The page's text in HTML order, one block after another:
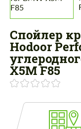
Спойлер
Hodoor
X5M F85